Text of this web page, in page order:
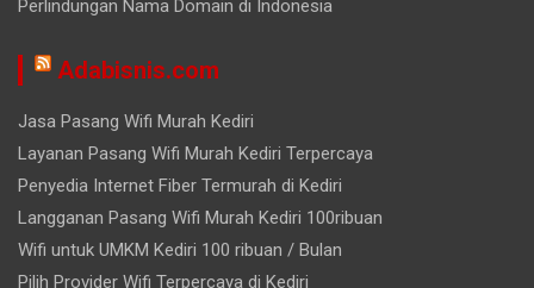
Perlindungan Nama Domain di Indonesia
Adabisnis.com
Jasa Pasang Wifi Murah Kediri
Layanan Pasang Wifi Murah Kediri Terpercaya
Penyedia Internet Fiber Termurah di Kediri
Langganan Pasang Wifi Murah Kediri 100ribuan
Wifi untuk UMKM Kediri 100 ribuan / Bulan
Pilih Provider Wifi Terpercaya di Kediri